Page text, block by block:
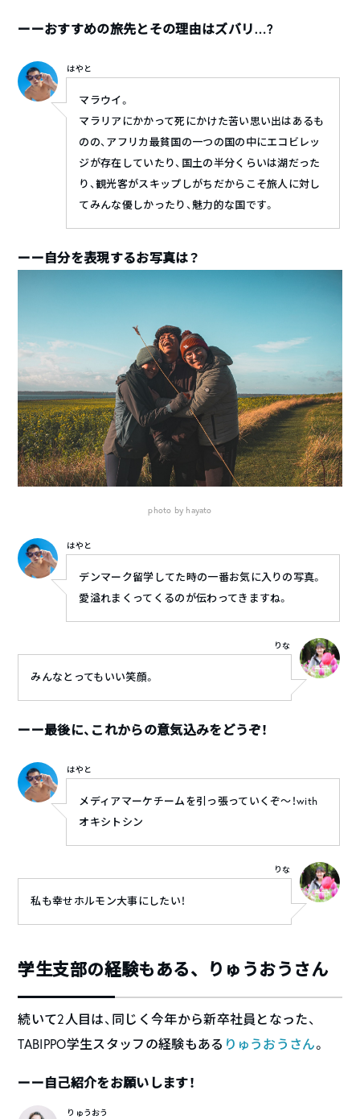
ーーおすすめの旅先とその理由はズバリ…?
はやと
マラウイ。
マラリアにかかって死にかけた苦い思い出はあるも
のの、アフリカ最貧国の一つの国の中にエコビレッ
ジが存在していたり、国土の半分くらいは湖だった
り、観光客がスキップしがちだからこそ旅人に対し
てみんな優しかったり、魅力的な国です。
ーー自分を表現するお写真は？
photo by hayato
はやと
デンマーク留学してた時の一番お気に入りの写真。
愛溢れまくってくるのが伝わってきますね。
みんなとってもいい笑顔。
りな
ーー最後に、これからの意気込みをどうぞ！
はやと
メディアマーケチームを引っ張っていくぞ〜！with
オキシトシン
私も幸せホルモン大事にしたい！
りな
学生支部の経験もある、りゅうおうさん
続いて2人目は、同じく今年から新卒社員となった、
TABIPPO学生スタッフの経験もある りゅうおうさん。
ーー自己紹介をお願いします！
りゅうおう